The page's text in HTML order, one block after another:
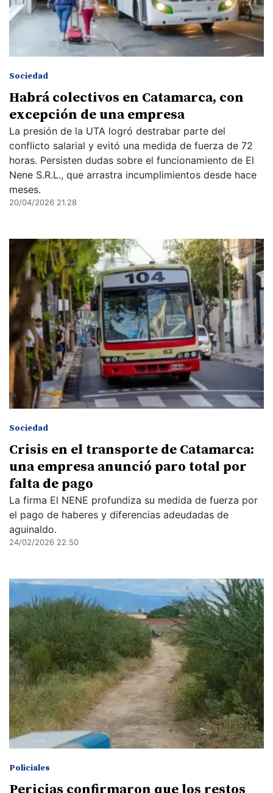
Sociedad
Habrá colectivos en Catamarca, con
excepción de una empresa
La presión de la UTA logró destrabar parte del
conflicto salarial y evitó una medida de fuerza de 72
horas. Persisten dudas sobre el funcionamiento de El
Nene S.R.L., que arrastra incumplimientos desde hace
meses.
20/04/2026 21.28
Sociedad
Crisis en el transporte de Catamarca:
una empresa anunció paro total por
falta de pago
La firma El NENE profundiza su medida de fuerza por
el pago de haberes y diferencias adeudadas de
aguinaldo.
24/02/2026 22.50
Policiales
Pericias confirmaron que los restos